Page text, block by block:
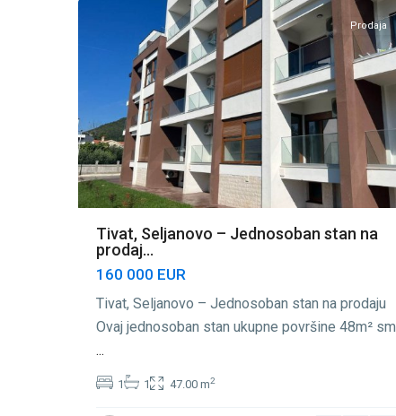
Prodaja
Tivat, Seljanovo – Jednosoban stan na
prodaj...
160 000 EUR
Tivat, Seljanovo – Jednosoban stan na prodaju
Ovaj jednosoban stan ukupne površine 48m² sm
...
1 1 47.00 m2